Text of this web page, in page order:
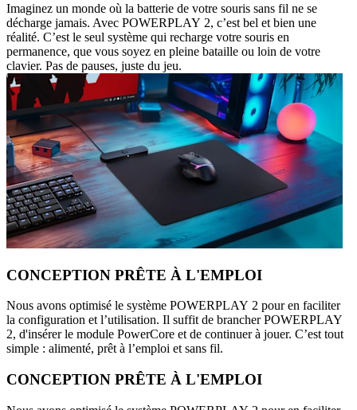
Imaginez un monde où la batterie de votre souris sans fil ne se
décharge jamais. Avec POWERPLAY 2, c’est bel et bien une
réalité. C’est le seul système qui recharge votre souris en
permanence, que vous soyez en pleine bataille ou loin de votre
clavier. Pas de pauses, juste du jeu.
CONCEPTION PRÊTE À L'EMPLOI
Nous avons optimisé le système POWERPLAY 2 pour en faciliter
la configuration et l’utilisation. Il suffit de brancher POWERPLAY
2, d'insérer le module PowerCore et de continuer à jouer. C’est tout
simple : alimenté, prêt à l’emploi et sans fil.
CONCEPTION PRÊTE À L'EMPLOI